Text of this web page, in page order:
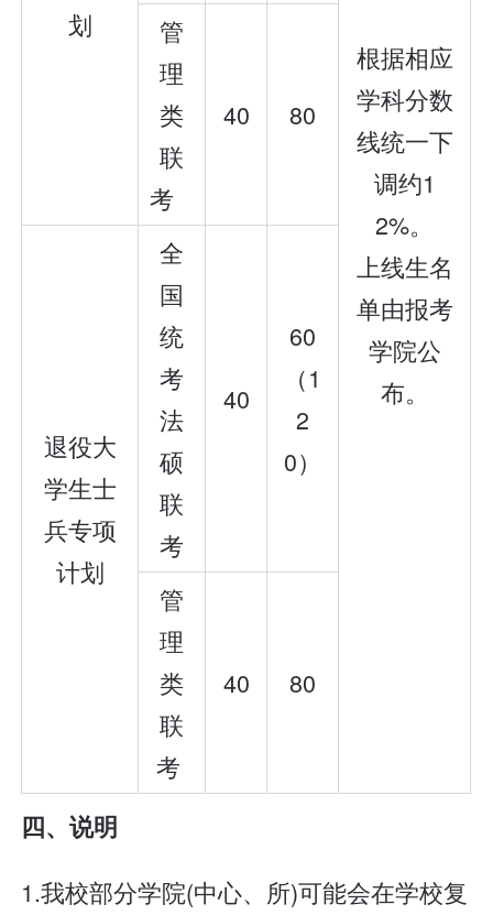
划
根据相应
学科分数
线统一下
调约1
2%。
上线生名
单由报考
学院公
布。
管
理
类
联
考
40 80
退役大
学生士
兵专项
计划
全
国
统
考
法
硕
联
考
40
60
（1
2
0）
管
理
类
联
考
40 80
四、说明
1.我校部分学院(中心、所)可能会在学校复